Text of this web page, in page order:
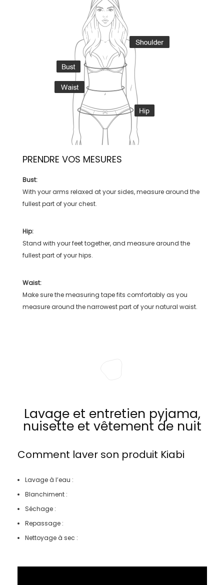
PRENDRE VOS MESURES
Bust:
With your arms relaxed at your sides, measure around the
fullest part of your chest.
Hip:
Stand with your feet together, and measure around the
fullest part of your hips.
Waist:
Make sure the measuring tape fits comfortably as you
measure around the narrowest part of your natural waist.
Lavage et entretien pyjama,
nuisette et vêtement de nuit
Comment laver son produit Kiabi
Lavage à l’eau :
Blanchiment :
Séchage :
Repassage :
Nettoyage à sec :